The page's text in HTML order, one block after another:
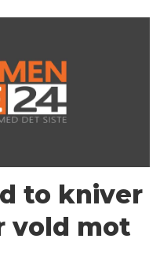
to kniver
vold mot